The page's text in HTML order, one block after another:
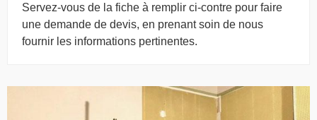
Servez-vous de la fiche à remplir ci-contre pour faire
une demande de devis, en prenant soin de nous
fournir les informations pertinentes.